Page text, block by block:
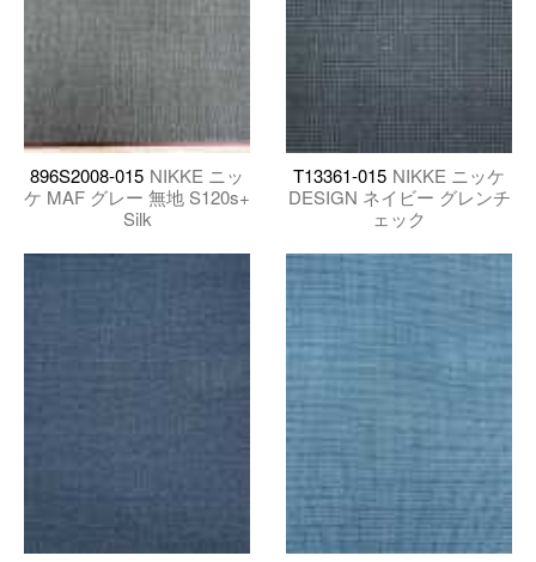
896S2008-015 NIKKE ニッ
ケ MAF グレー 無地 S120s+
Silk
T13361-015 NIKKE ニッケ
DESIGN ネイビー グレンチ
ェック